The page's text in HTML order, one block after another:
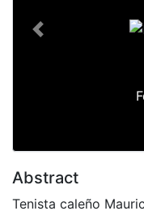
Previous
Abstract
Tenista caleño